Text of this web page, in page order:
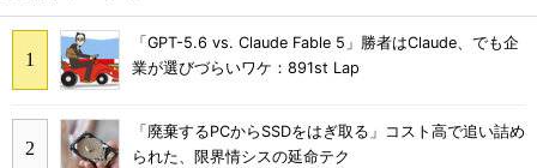
「GPT-5.6 vs. Claude Fable 5」勝者はClaude、でも企
業が選びづらいワケ：891st Lap
「廃棄するPCからSSDをはぎ取る」コスト高で追い詰め
られた、限界情シスの延命テク